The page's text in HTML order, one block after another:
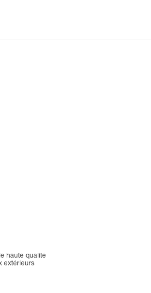
haute qualité
extérieurs